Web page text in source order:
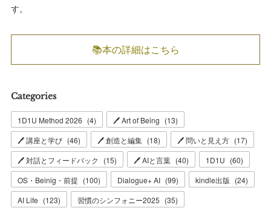
す。
📚本の詳細はこちら
Categories
1D1U Method 2026 (4) 🖊 Art of Being (13)
🖊 講座と学び (46) 🖊 創造と編集 (18) 🖊 問いと見え方 (17)
🖊 対話とフィードバック
(15) 🖊 AIと言葉 (40) 1D1U (60)
OS・Beinig・前提 (100) Dialogue+ AI (99) kindle出版 (24)
AI Life (123) 習慣のシンフォニー2025 (35)